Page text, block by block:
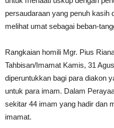
persaudaraan yang penuh kasih
melihat umat sebagai beban-
Rangkaian homili Mgr. Pius
Tahbisan/Imamat Kamis, 31
diperuntukkan bagi para diakon
untuk para imam. Dalam
sekitar 44 imam yang hadir dan
imamat.